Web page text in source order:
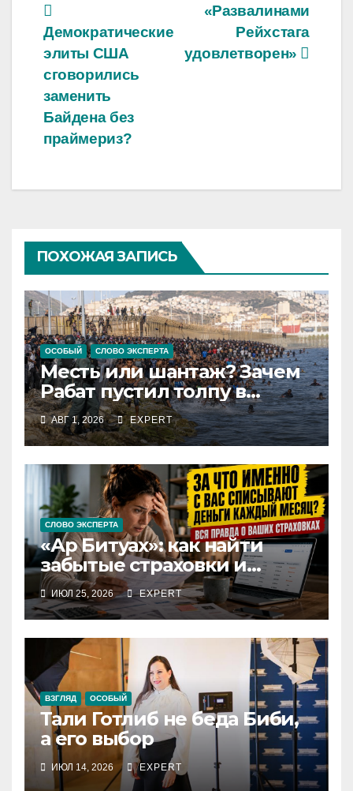
Навигация
по
записям
«Развалинами
Рейхстага
удовлетворен»
Демократические
элиты США
сговорились
заменить
Байдена без
праймериз?
ПОХОЖАЯ ЗАПИСЬ
ОСОБЫЙ СЛОВО ЭКСПЕРТА
Месть или шантаж? Зачем
Рабат пустил толпу в
испанский анклав
АВГ 1, 2026 EXPERT
СЛОВО ЭКСПЕРТА
«Ар Битуах»: как найти
забытые страховки и
перестать переплачивать
за дублирующие полисы в
Израиле
ИЮЛ 25, 2026 EXPERT
ВЗГЛЯД ОСОБЫЙ
Тали Готлиб не беда Биби,
а его выбор
ИЮЛ 14, 2026 EXPERT